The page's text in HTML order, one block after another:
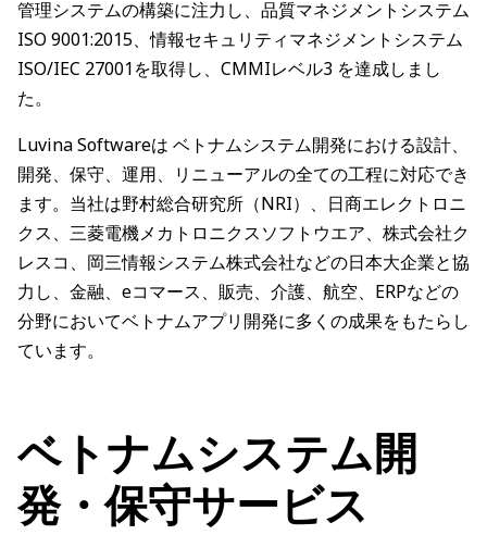
管理システムの構築に注力し、品質マネジメントシステム
ISO 9001:2015、情報セキュリティマネジメントシステム
ISO/IEC 27001を取得し、CMMIレベル3 を達成しまし
た。
Luvina Softwareは ベトナムシステム開発における設計、
開発、保守、運用、リニューアルの全ての工程に対応でき
ます。当社は野村総合研究所（NRI）、日商エレクトロニ
クス、三菱電機メカトロニクスソフトウエア、株式会社ク
レスコ、岡三情報システム株式会社などの日本大企業と協
力し、金融、eコマース、販売、介護、航空、ERPなどの
分野においてベトナムアプリ開発に多くの成果をもたらし
ています。
ベトナムシステム開
発・保守サービス